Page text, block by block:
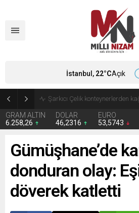
İran 2 ülkeyi birden vurdu
GRAM ALTIN
6.258,26
DOLAR
46,2316
EURO
53,5743
İstanbul, 22°CAçık
Gümüşhane’de
donduran olay:
döverek katletti